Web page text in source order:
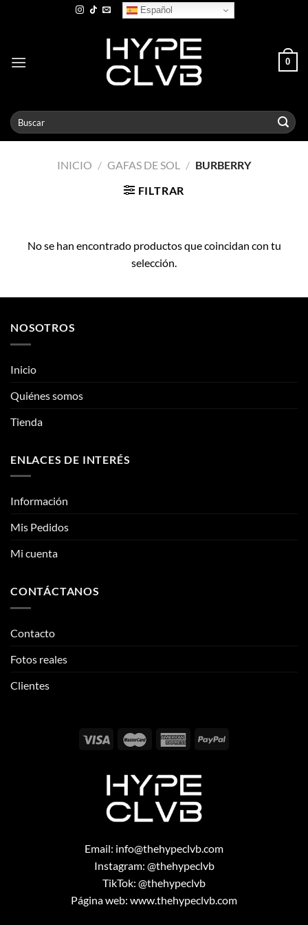
Español
0
Buscar
por:
INICIO / GAFAS DE SOL / BURBERRY
FILTRAR
No se han encontrado productos que coincidan con tu
selección.
NOSOTROS
Inicio
Quiénes somos
Tienda
ENLACES DE INTERÉS
Información
Mis Pedidos
Mi cuenta
CONTÁCTANOS
Contacto
Fotos reales
Clientes
Email: info@thehypeclvb.com
Instagram: @thehypeclvb
TikTok: @thehypeclvb
Página web: www.thehypeclvb.com